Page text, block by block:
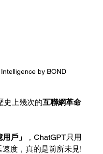
by BOND
史上幾次的互聯網革命
用戶」
，ChatGPT只用
度，真的是前所未見!